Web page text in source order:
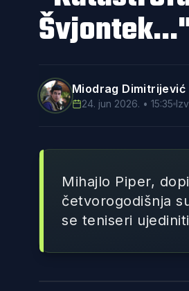
Miodrag Dimitrijević
24. jun 2026. • 15:35
Mihajlo Piper,
četvorogodišnja
se teniseri